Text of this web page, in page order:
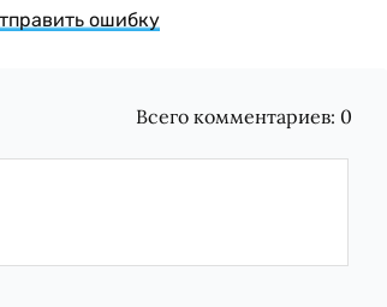
ошибку
Всего комментариев: 0